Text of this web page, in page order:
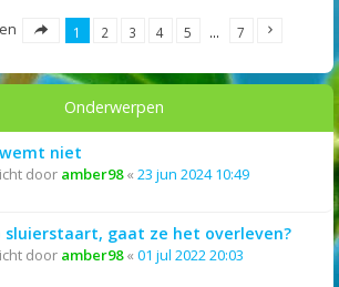
1 2 3 4 5 … 7
Onderwerpen
niet
door amber98« 23 jun 2024 10:49
sluierstaart, gaat ze het overleven?
door amber98« 01 jul 2022 20:03